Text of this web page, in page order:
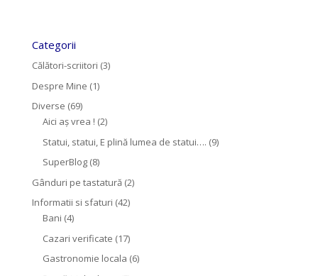
Categorii
Călători-scriitori (3)
Despre Mine (1)
Diverse (69)
Aici aș vrea ! (2)
Statui, statui, E plină lumea de statui…. (9)
SuperBlog(8)
Gânduri pe tastatură(2)
Informatii si sfaturi (42)
Bani (4)
Cazari verificate (17)
Gastronomie locala (6)